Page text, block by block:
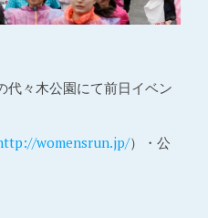
代々木公園にて前日イベン
womensrun.jp/）・公